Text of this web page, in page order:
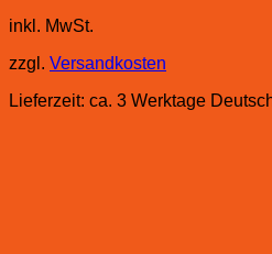
inkl. MwSt.
zzgl. Versandkosten
Lieferzeit: ca. 3 Werktage